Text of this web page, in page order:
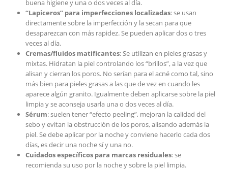
buena higiene y una o dos veces al día.
“Lapiceros” para imperfecciones localizadas: se usan
directamente sobre la imperfección y la secan para que
desaparezcan con más rapidez. Se pueden aplicar dos o tres
veces al día.
Cremas/fluidos matificantes: Se utilizan en pieles grasas y
mixtas. Hidratan la piel controlando los “brillos”, a la vez que
alisan y cierran los poros. No serían para el acné como tal, sino
más bien para pieles grasas a las que de vez en cuando les
aparece algún granito. Igualmente deben aplicarse sobre la piel
limpia y se aconseja usarla una o dos veces al día.
Sérum: suelen tener “efecto peeling”, mejoran la calidad del
sebo y evitan la obstrucción de los poros, alisando además la
piel. Se debe aplicar por la noche y conviene hacerlo cada dos
días, es decir una noche sí y una no.
Cuidados específicos para marcas residuales: se
recomienda su uso por la noche y sobre la piel limpia.